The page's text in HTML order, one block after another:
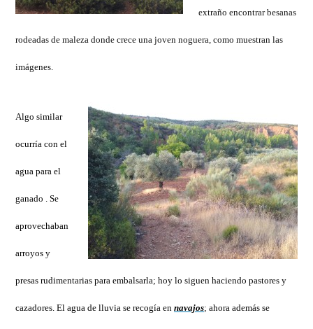
extraño encontrar besanas
rodeadas de maleza donde crece una joven noguera, como muestran las
imágenes.
Algo similar
ocurría con el
agua para el
ganado . Se
aprovechaban
arroyos y
presas rudimentarias para embalsarla; hoy lo siguen haciendo pastores y
cazadores. El agua de lluvia se recogía ennavajos; ahora además se